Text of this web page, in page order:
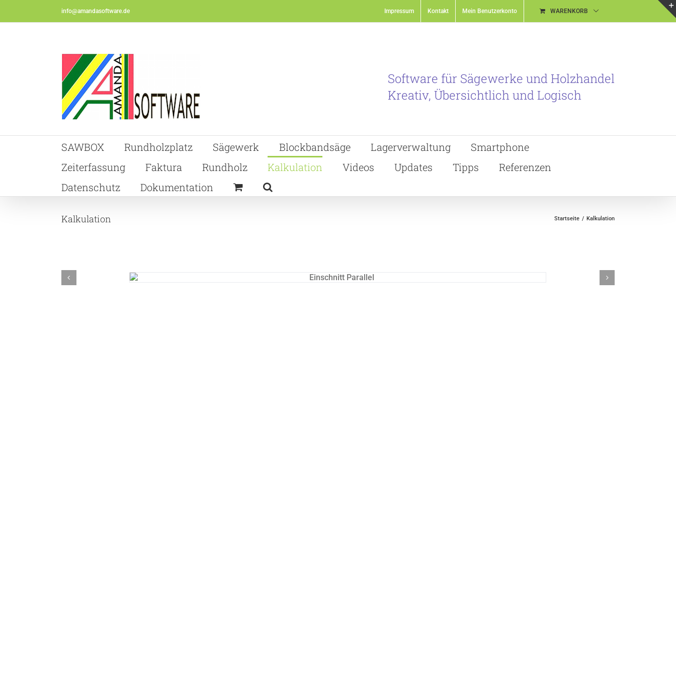
to
info@amandasoftware.de Impressum Kontakt Mein Benutzerkonto WARENKORB
Software für Sägewerke und Holzhandel
Kreativ, Übersichtlich und Logisch
SAWBOX Rundholzplatz Sägewerk Blockbandsäge Lagerverwaltung
Smartphone
Zeiterfassung
Faktura Rundholz Kalkulation Videos Updates Tipps
Referenzen
Datenschutz
Dokumentation
Kalkulation Startseite Kalkulation